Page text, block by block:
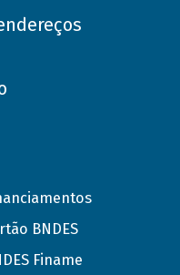
BNDES
Finame